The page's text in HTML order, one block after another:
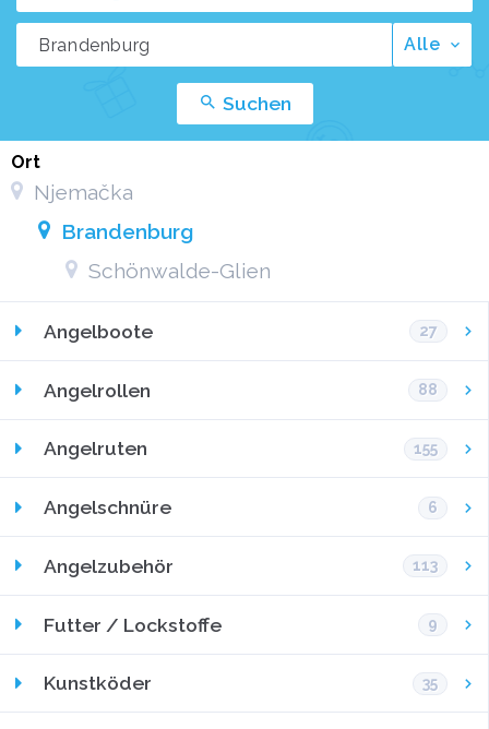
Alle
Suchen
Ort
Njemačka
Brandenburg
Schönwalde-Glien
Angelboote 27
Angelrollen 88
Angelruten 155
Angelschnüre 6
Angelzubehör 113
Futter / Lockstoffe 9
Kunstköder 35